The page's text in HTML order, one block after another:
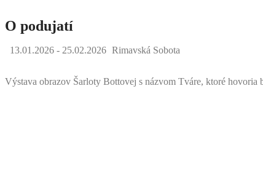
O podujatí
13.01.2026 - 25.02.2026 Rimavská Sobota
Výstava obrazov Šarloty Bottovej s názvom Tváre, ktoré